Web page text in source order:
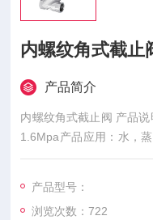
内螺纹角式截止
产品简介
内螺纹角式截止阀 产品
1.6Mpa产品应用：水，
阀体材质：WCB、铸钢、
产品型号：
浏览次数：722